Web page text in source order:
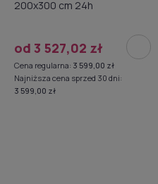
200x300 cm 24h
od 3 527,02 zł
Cena regularna: 3 599,00 zł
Najniższa cena sprzed 30 dni:
3 599,00 zł